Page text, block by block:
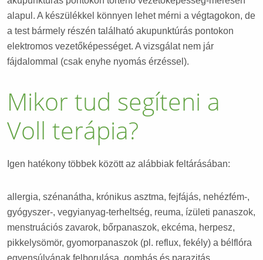
alapul. A készülékkel könnyen lehet mérni a végtagokon, de
a test bármely részén található akupunktúrás pontokon
elektromos vezetőképességet. A vizsgálat nem jár
fájdalommal (csak enyhe nyomás érzéssel).
Mikor tud segíteni a
Voll terápia?
Igen hatékony többek között az alábbiak feltárásában:
allergia, szénanátha, krónikus asztma, fejfájás, nehézfém-,
gyógyszer-, vegyianyag-terheltség, reuma, ízületi panaszok,
menstruációs zavarok, bőrpanaszok, ekcéma, herpesz,
pikkelysömör, gyomorpanaszok (pl. reflux, fekély) a bélflóra
egyensúlyának felborulása, gombás és parazitás